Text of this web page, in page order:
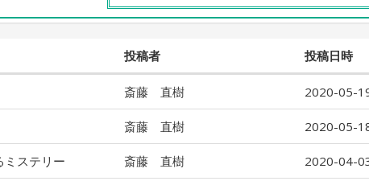
投稿者 投稿日時
斎藤 直樹 2020-05-
斎藤 直樹 2020-05-
ミステリー 斎藤 直樹 2020-04-